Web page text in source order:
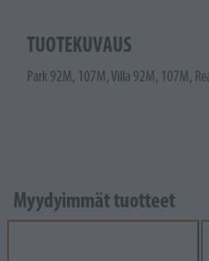
TUOTEKUVAUS
Park 92M, 107M, Villa 92M, 107M,
Myydyimmät tuotteet